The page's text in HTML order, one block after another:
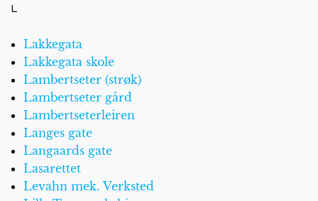
L
Lakkegata
Lakkegata skole
Lambertseter (strøk)
Lambertseter gård
Lambertseterleiren
Langes gate
Langaards gate
Lasarettet
Levahn mek. Verksted